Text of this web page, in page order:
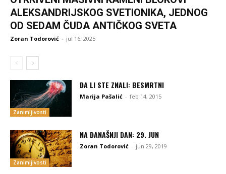
ALEKSANDRIJSKOG SVETIONIKA, JEDNOG
OD SEDAM ČUDA ANTIČKOG SVETA
Zoran Todorović - jul 16, 2025
Zanimljivosti
DA LI STE ZNALI: BESMRTNI
Marija Pašalić - feb 14, 2015
Zanimljivosti
NA DANAŠNJI DAN: 29. JUN
Zoran Todorović - jun 29, 2019